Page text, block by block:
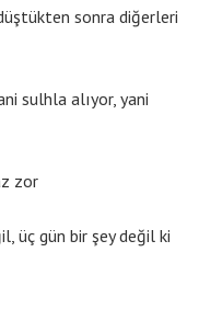
sonra diğerleri
sulhla alıyor, yani
zor
üç gün bir şey değil ki